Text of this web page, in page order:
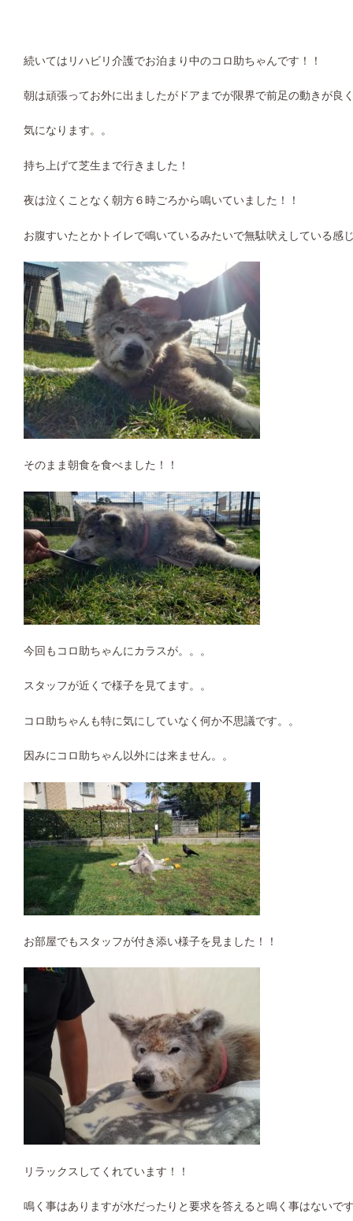
続いてはリハビリ介護でお泊まり中のコロ助ちゃんです！！
朝は頑張ってお外に出ましたがドアまでが限界で前足の動きが良
気になります。。
持ち上げて芝生まで行きました！
夜は泣くことなく朝方６時ごろから鳴いていました！！
お腹すいたとかトイレで鳴いているみたいで無駄吠えしている感
そのまま朝食を食べました！！
今回もコロ助ちゃんにカラスが。。。
スタッフが近くで様子を見てます。。
コロ助ちゃんも特に気にしていなく何か不思議です。。
因みにコロ助ちゃん以外には来ません。。
お部屋でもスタッフが付き添い様子を見ました！！
リラックスしてくれています！！
鳴く事はありますが水だったりと要求を答えると鳴く事はないで